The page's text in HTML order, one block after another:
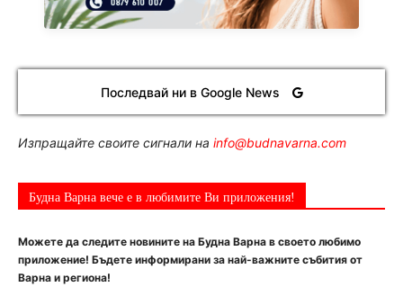
Последвай ни в Google News
Изпращайте своите сигнали на info@budnavarna.com
Будна Варна вече е в любимите Ви приложения!
Можете да следите новините на Будна Варна в своето любимо
приложение! Бъдете информирани за най-важните събития от
Варна и региона!